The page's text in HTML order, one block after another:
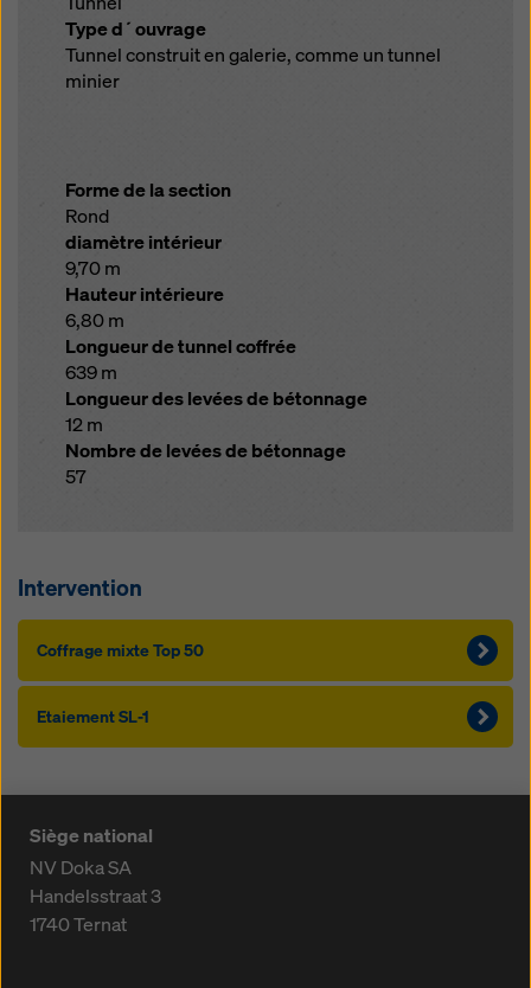
Type d´ouvrage
Tunnel construit en galerie, comme un tunnel
minier
Forme de la section
Rond
diamètre intérieur
9,70 m
Hauteur intérieure
6,80 m
Longueur de tunnel coffrée
639 m
Longueur des levées de bétonnage
12 m
Nombre de levées de bétonnage
57
Intervention
Coffrage mixte Top 50
Etaiement SL-1
Siège national
NV Doka SA
Handelsstraat 3
1740Ternat